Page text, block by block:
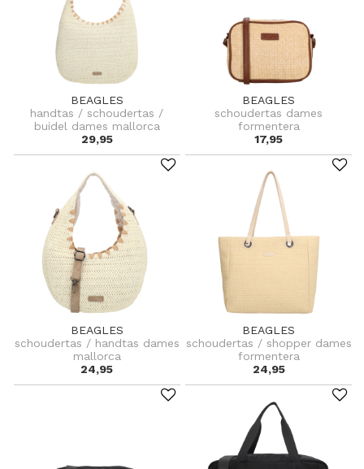
BEAGLES
handtas / schoudertas /
buidel dames mallorca
29,95
BEAGLES
schoudertas dames
formentera
17,95
BEAGLES
schoudertas / handtas dames
mallorca
24,95
BEAGLES
schoudertas / shopper dames
formentera
24,95